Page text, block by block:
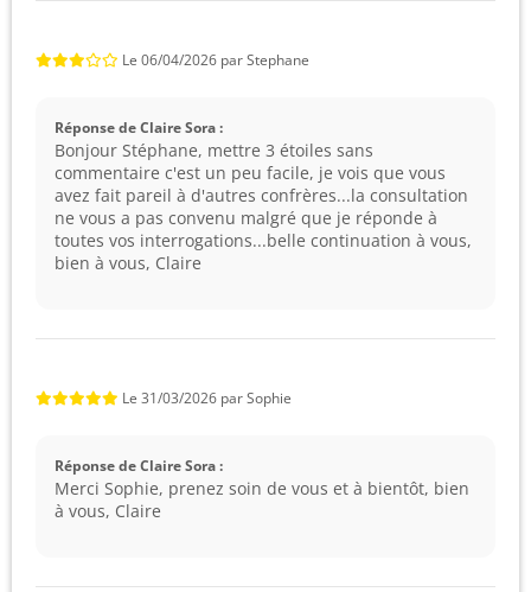
Le 06/04/2026 parStephane
Réponse de Claire Sora :
Bonjour Stéphane, mettre 3 étoiles sans
commentaire c'est un peu facile, je vois que vous
avez fait pareil à d'autres confrères...la consultation
ne vous a pas convenu malgré que je réponde à
toutes vos interrogations...belle continuation à vous,
bien à vous, Claire
Le 31/03/2026 parSophie
Réponse de Claire Sora :
Merci Sophie, prenez soin de vous et à bientôt, bien
à vous, Claire